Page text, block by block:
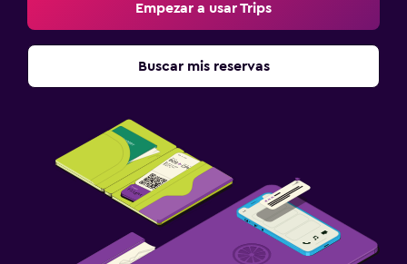
Empezar a usar Trips
Buscar mis reservas